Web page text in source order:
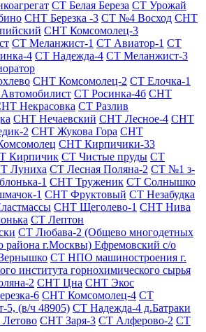
СТ Белая Береза СТ Урожай
СНТ Березка -3 СТ №4 Восход СНТ
СНТ Комсомолец-3
СТ Меланжист-1 СТ Авиатор-1 СТ
4 СТ Надежда-4 СТ Меланжист-3
СНТ Комсомолец-2 СТ Елочка-1
СТ Росинка-4б СНТ
Некрасовка СТ Разлив
СНТ Нечаевский СНТ Лесное-4 СНТ
2 СНТ Жукова Гора СНТ
СНТ Кирпичики-33
Кирпичик СТ Чистые пруды СТ
Луниха СТ Лесная Поляна-2 СТ №1 з-
1 СНТ Труженик СТ Солнышко
1 СНТ Фруктовый СТ Незабудка
СНТ Щеголево-1 СНТ Нива
СТ Лептон
СТ Любава-2 (Общево многодетных
района г.Москвы) Ефремовский с/о
СТ НПО машиностроения г.
института горнохимического сырья
2 СНТ Цна СНТ Экос
6 СНТ Комсомолец-4 СТ
5, (в/ч 48905) СТ Надежда-4 д.Батраки
СНТ Заря-3 СТ Алферово-2 СТ